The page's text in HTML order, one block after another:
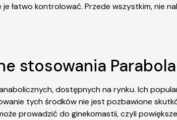
je łatwo kontrolować. Przede wszystkim, nie
stosowania
dostępnych na rynku. Ich
tych środków nie jest pozbawione
prowadzić do ginekomastii, czyli